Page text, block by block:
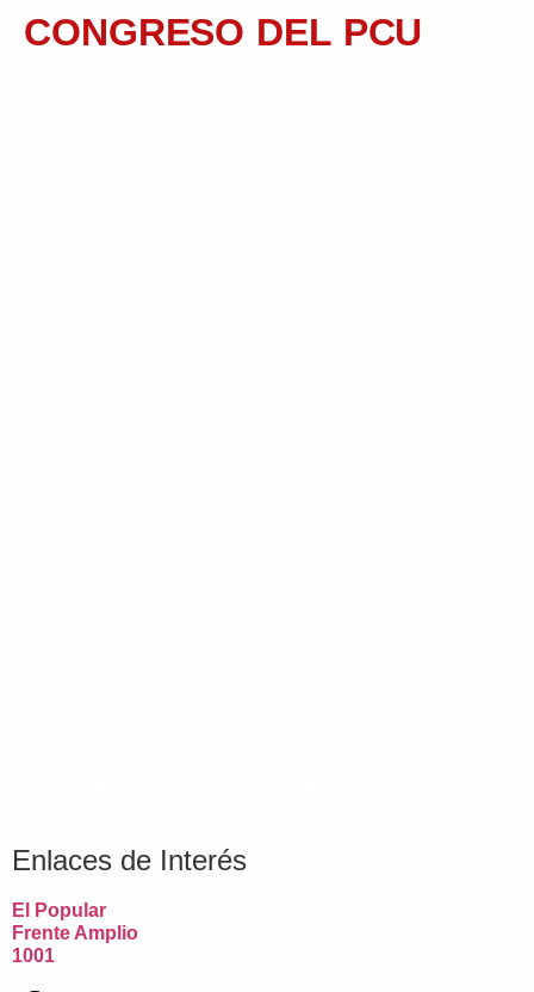
CONGRESO DEL PCU
Enlaces de Interés
El Popular
Frente Amplio
1001